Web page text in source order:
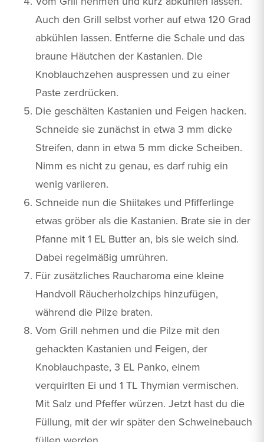
Auch den Grill selbst vorher auf etwa 120 Grad
abkühlen lassen. Entferne die Schale und das
braune Häutchen der Kastanien. Die
Knoblauchzehen auspressen und zu einer
Paste zerdrücken.
Die geschälten Kastanien und Feigen hacken.
Schneide sie zunächst in etwa 3 mm dicke
Streifen, dann in etwa 5 mm dicke Scheiben.
Nimm es nicht zu genau, es darf ruhig ein
wenig variieren.
Schneide nun die Shiitakes und Pfifferlinge
etwas gröber als die Kastanien. Brate sie in der
Pfanne mit 1 EL Butter an, bis sie weich sind.
Dabei regelmäßig umrühren.
Für zusätzliches Raucharoma eine kleine
Handvoll Räucherholzchips hinzufügen,
während die Pilze braten.
Vom Grill nehmen und die Pilze mit den
gehackten Kastanien und Feigen, der
Knoblauchpaste, 3 EL Panko, einem
verquirlten Ei und 1 TL Thymian vermischen.
Mit Salz und Pfeffer würzen. Jetzt hast du die
Füllung, mit der wir später den Schweinebauch